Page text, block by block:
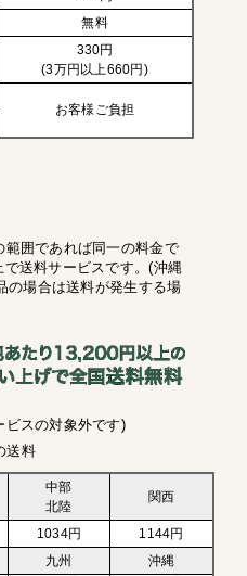
無料
330円
(3万円以上660円)
お客様ご負担
囲であれば同一の料金で
送料サービスです。(沖縄
の場合は送料が発生する場
スの対象外です)
送料
中部
北陸
関西
1034円
1144円
九州
沖縄